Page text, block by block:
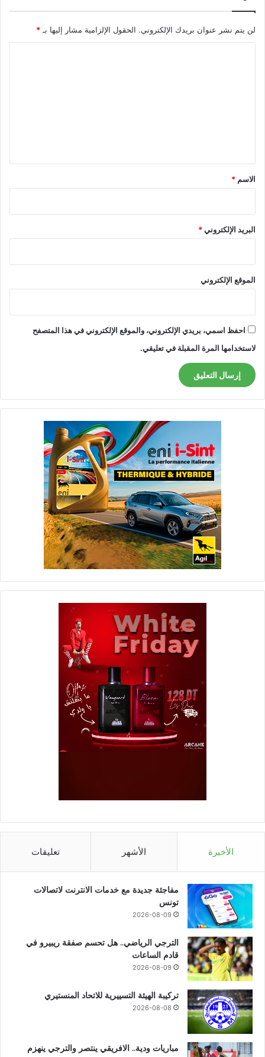
لن يتم نشر عنوان بريدك الإلكتروني. الحقول الإلزامية مشار إليها بـ *
*
الاسم *
البريد الإلكتروني*
الموقع الإلكتروني
احفظ اسمي، بريدي الإلكتروني، والموقع الإلكتروني في هذا المتصفح
لاستخدامها المرة المقبلة في تعليقي.
الأخيرة الأشهر تعليقات
مفاجئة جديدة مع خدمات الانترنت لاتصالات
تونس
2026-08-09
الترجي الرياضي.. هل تحسم صفقة ريبيرو في
قادم الساعات
2026-08-09
تركيبة الهيئة التسييرية للاتحاد المنستيري
2026-08-08
مباريات ودية.. الافريقي ينتصر والترجي ينهزم